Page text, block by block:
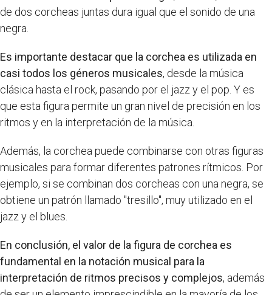
de dos corcheas juntas dura igual que el sonido de una
negra.
Es importante destacar que la corchea es utilizada en
casi todos los géneros musicales, desde la música
clásica hasta el rock, pasando por el jazz y el pop. Y es
que esta figura permite un gran nivel de precisión en los
ritmos y en la interpretación de la música.
Además, la corchea puede combinarse con otras figuras
musicales para formar diferentes patrones rítmicos. Por
ejemplo, si se combinan dos corcheas con una negra, se
obtiene un patrón llamado "tresillo", muy utilizado en el
jazz y el blues.
En conclusión, el valor de la figura de corchea es
fundamental en la notación musical para la
interpretación de ritmos precisos y complejos, además